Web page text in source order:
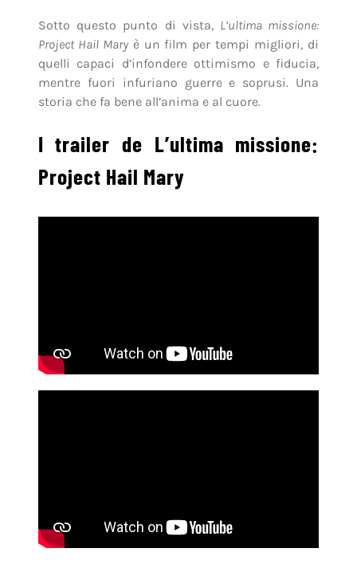
Sotto questo punto di vista, L’ultima missione:
Project Hail Maryè un film per tempi migliori, di
quelli capaci d’infondere ottimismo e fiducia,
mentre fuori infuriano guerre e soprusi. Una
storia che fa bene all’anima e al cuore.
I trailer de L’ultima missione:
Project Hail Mary